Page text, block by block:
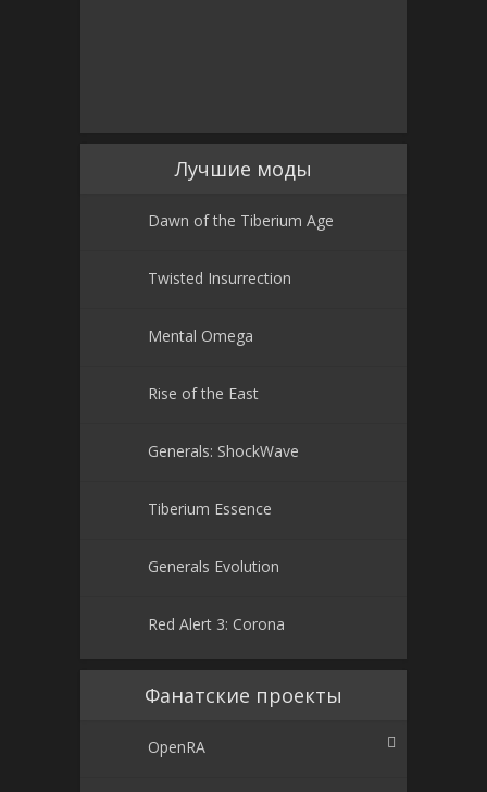
Лучшие моды
Dawn of the Tiberium Age
Twisted Insurrection
Mental Omega
Rise of the East
Generals: ShockWave
Tiberium Essence
Generals Evolution
Red Alert 3: Corona
Фанатские проекты
OpenRA